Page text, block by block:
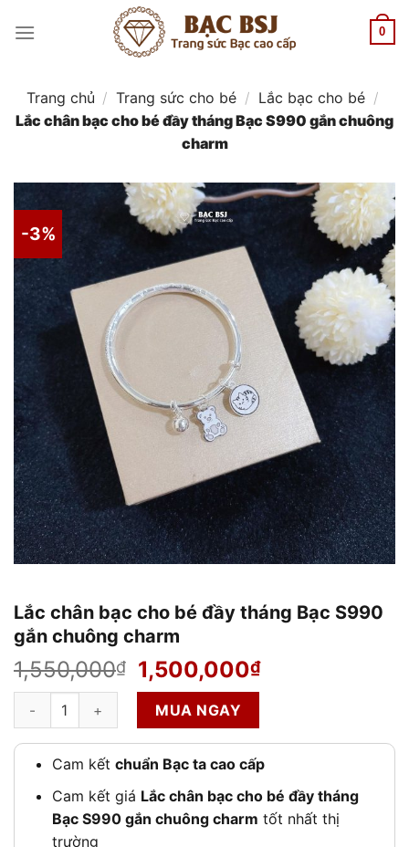
đến
0
Trang chủ / Trang sức cho bé / Lắc bạc cho bé /
Lắc chân bạc cho bé đầy tháng Bạc S990 gắn chuông
charm
-3%
Lắc chân bạc cho bé đầy tháng Bạc S990
gắn chuông charm
1,550,000₫
Giá
gốc
là:
1,550,000₫.
1,500,000₫Giá
1,500,000₫.
Lắc chân bạc cho bé đầy tháng Bạc S990 gắn chuông charm
MUA NGAY
Cam kết chuẩn Bạc ta cao cấp
Cam kết giá Lắc chân bạc cho bé đầy tháng
Bạc S990 gắn chuông charm tốt nhất thị
trường